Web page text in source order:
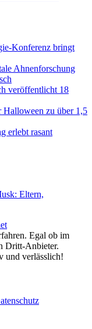
Konferenz bringt
Ahnenforschung
veröffentlicht 18
Halloween zu über 1,5
erlebt rasant
Eltern,
Egal ob im
Dritt-Anbieter.
und verlässlich!